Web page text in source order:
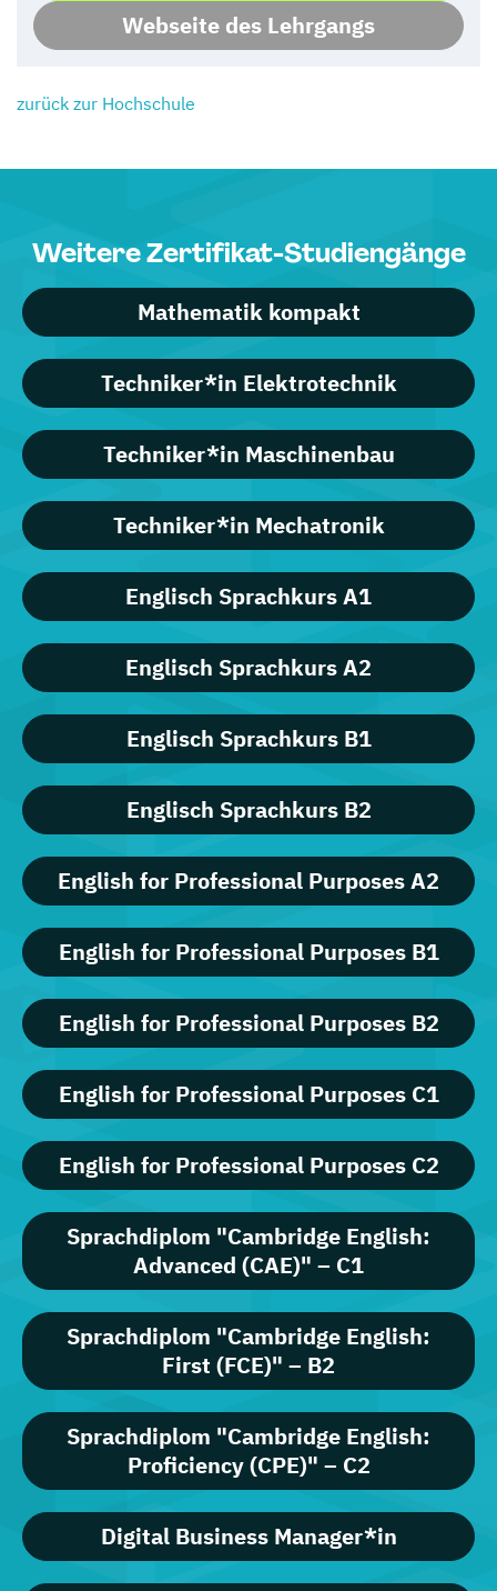
Webseite des Lehrgangs
zurück zur Hochschule
Weitere Zertifikat-Studiengänge
Mathematik kompakt
Techniker*in Elektrotechnik
Techniker*in Maschinenbau
Techniker*in Mechatronik
Englisch Sprachkurs A1
Englisch Sprachkurs A2
Englisch Sprachkurs B1
Englisch Sprachkurs B2
English for Professional Purposes A2
English for Professional Purposes B1
English for Professional Purposes B2
English for Professional Purposes C1
English for Professional Purposes C2
Sprachdiplom "Cambridge English:
Advanced (CAE)" – C1
Sprachdiplom "Cambridge English:
First (FCE)" – B2
Sprachdiplom "Cambridge English:
Proficiency (CPE)" – C2
Digital Business Manager*in